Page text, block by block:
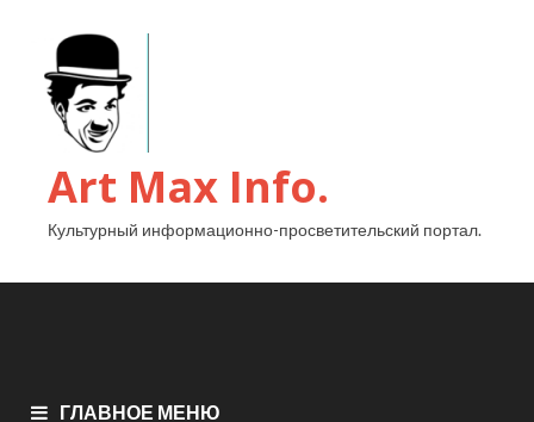
Art Max Info.
Культурный информационно-просветительский портал.
ГЛАВНОЕ МЕНЮ